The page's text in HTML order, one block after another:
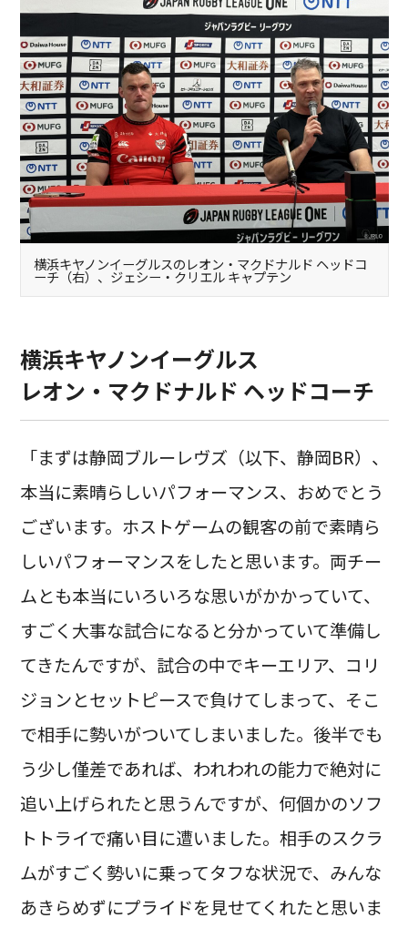
横浜キヤノンイーグルスのレオン・マクドナルド ヘッドコ
ーチ（右）、ジェシー・クリエル キャプテン
横浜キヤノンイーグルス
レオン・マクドナルド ヘッドコーチ
「まずは静岡ブルーレヴズ（以下、静岡BR）、
本当に素晴らしいパフォーマンス、おめでとう
ございます。ホストゲームの観客の前で素晴ら
しいパフォーマンスをしたと思います。両チー
ムとも本当にいろいろな思いがかかっていて、
すごく大事な試合になると分かっていて準備し
てきたんですが、試合の中でキーエリア、コリ
ジョンとセットピースで負けてしまって、そこ
で相手に勢いがついてしまいました。後半でも
う少し僅差であれば、われわれの能力で絶対に
追い上げられたと思うんですが、何個かのソフ
トトライで痛い目に遭いました。相手のスクラ
ムがすごく勢いに乗ってタフな状況で、みんな
あきらめずにプライドを見せてくれたと思いま